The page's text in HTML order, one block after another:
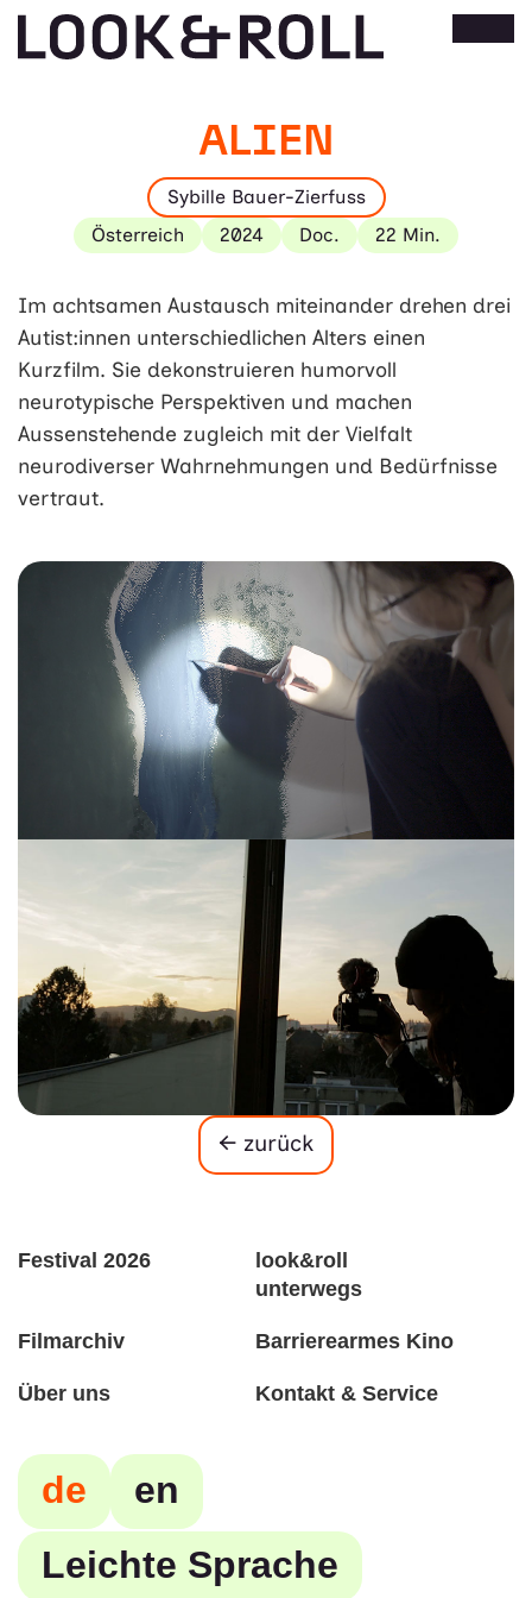
ALIEN
Sybille Bauer-Zierfuss
Österreich
2024 Doc. 22 Min.
Im achtsamen Austausch miteinander drehen drei
Autist:innen unterschiedlichen Alters einen
Kurzfilm. Sie dekonstruieren humorvoll
neurotypische Perspektiven und machen
Aussenstehende zugleich mit der Vielfalt
neurodiverser Wahrnehmungen und Bedürfnisse
vertraut.
← zurück
Festival 2026
look&roll
unterwegs
Filmarchiv Barrierearmes Kino
Über uns Kontakt & Service
de
en
Leichte Sprache